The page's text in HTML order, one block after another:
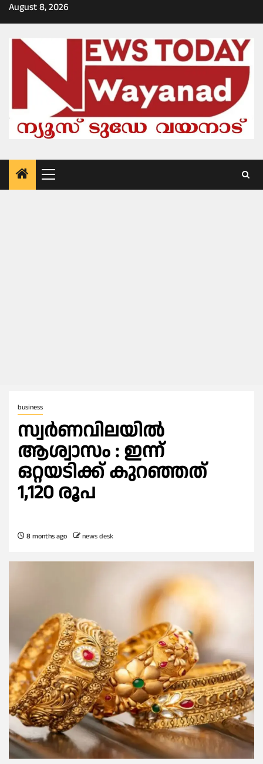
Skip
to
August 8, 2026
Primary
Menu
business
സ്വർണവിലയിൽ
ആശ്വാസം : ഇന്ന്
ഒറ്റയടിക്ക് കുറഞ്ഞത്
1,120 രൂപ
8 months ago news desk